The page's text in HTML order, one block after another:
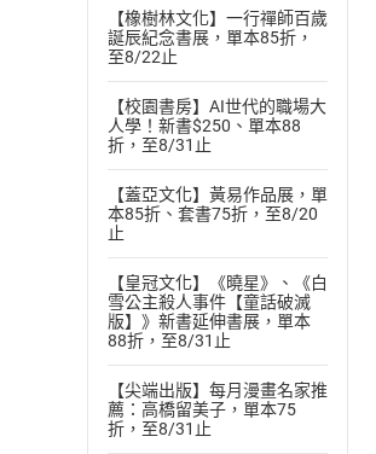
【橡樹林文化】一行禪師百歲
誕辰紀念書展，單本85折，
至8/22止
【校園書房】AI世代的職場大
人學！新書$250、單本88
折，至8/31止
【蓋亞文化】黃易作品展，單
本85折、套書75折，至8/20
止
【皇冠文化】《曉星》、《白
雪公主殺人事件【童話破滅
版】》新書延伸書展，單本
88折，至8/31止
【尖端出版】每月漫畫名家推
薦：高橋留美子，單本75
折，至8/31止